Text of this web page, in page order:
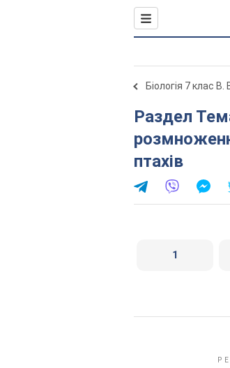
Біологія 7 клас
Раздел Тема 1. Різноманітність тварин. § 20. Птахи:
птахів
1